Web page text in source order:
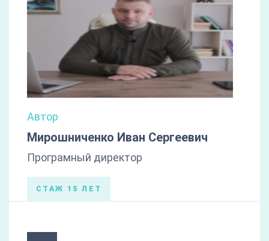
Автор
Мирошниченко Иван Сергеевич
Програмный директор
СТАЖ 15 ЛЕТ